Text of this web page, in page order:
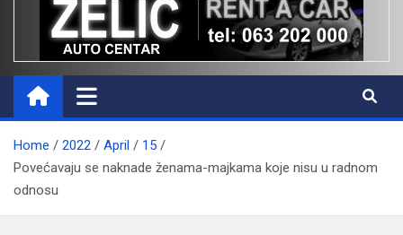
Home 2022 April
15
Povećavaju se naknade ženama-majkama koje nisu u radnom
odnosu